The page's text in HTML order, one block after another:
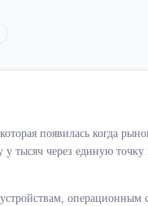
появилась когда
тысяч через единую
операционным